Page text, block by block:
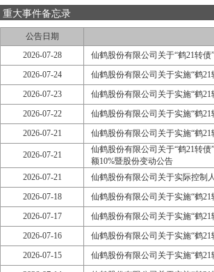
重大事件备忘录
公告日期
2026-07-28
仙鹤股份有限公司关于“鹤21转
2026-07-24
仙鹤股份有限公司关于实施“鹤
2026-07-23
仙鹤股份有限公司关于实施“鹤
2026-07-22
仙鹤股份有限公司关于实施“鹤
2026-07-21
仙鹤股份有限公司关于实施“鹤
2026-07-21
仙鹤股份有限公司关于“鹤21转
额10%暨股份变动公告
2026-07-21 仙鹤股份有限公司关于实际控制
2026-07-18
仙鹤股份有限公司关于实施“鹤
2026-07-17
仙鹤股份有限公司关于实施“鹤
2026-07-16
仙鹤股份有限公司关于实施“鹤
2026-07-15
仙鹤股份有限公司关于实施“鹤